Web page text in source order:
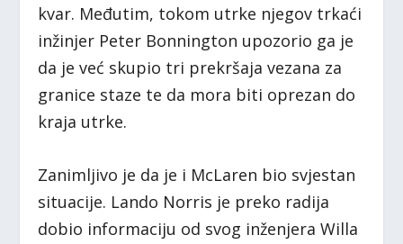
kvar. Međutim, tokom utrke njegov trkaći
inžinjer Peter Bonnington upozorio ga je
da je već skupio tri prekršaja vezana za
granice staze te da mora biti oprezan do
kraja utrke.
Zanimljivo je da je i McLaren bio svjestan
situacije. Lando Norris je preko radija
dobio informaciju od svog inženjera Willa